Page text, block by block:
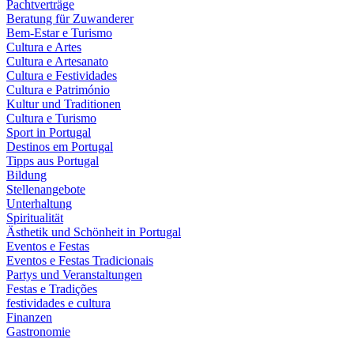
Pachtverträge
Beratung für Zuwanderer
Bem-Estar e Turismo
Cultura e Artes
Cultura e Artesanato
Cultura e Festividades
Cultura e Património
Kultur und Traditionen
Cultura e Turismo
Sport in Portugal
Destinos em Portugal
Tipps aus Portugal
Bildung
Stellenangebote
Unterhaltung
Spiritualität
Ästhetik und Schönheit in Portugal
Eventos e Festas
Eventos e Festas Tradicionais
Partys und Veranstaltungen
Festas e Tradições
festividades e cultura
Finanzen
Gastronomie